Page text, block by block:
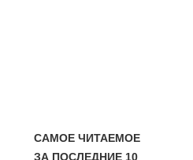
САМОЕ ЧИТАЕМОЕ
ЗА ПОСЛЕДНИЕ 10